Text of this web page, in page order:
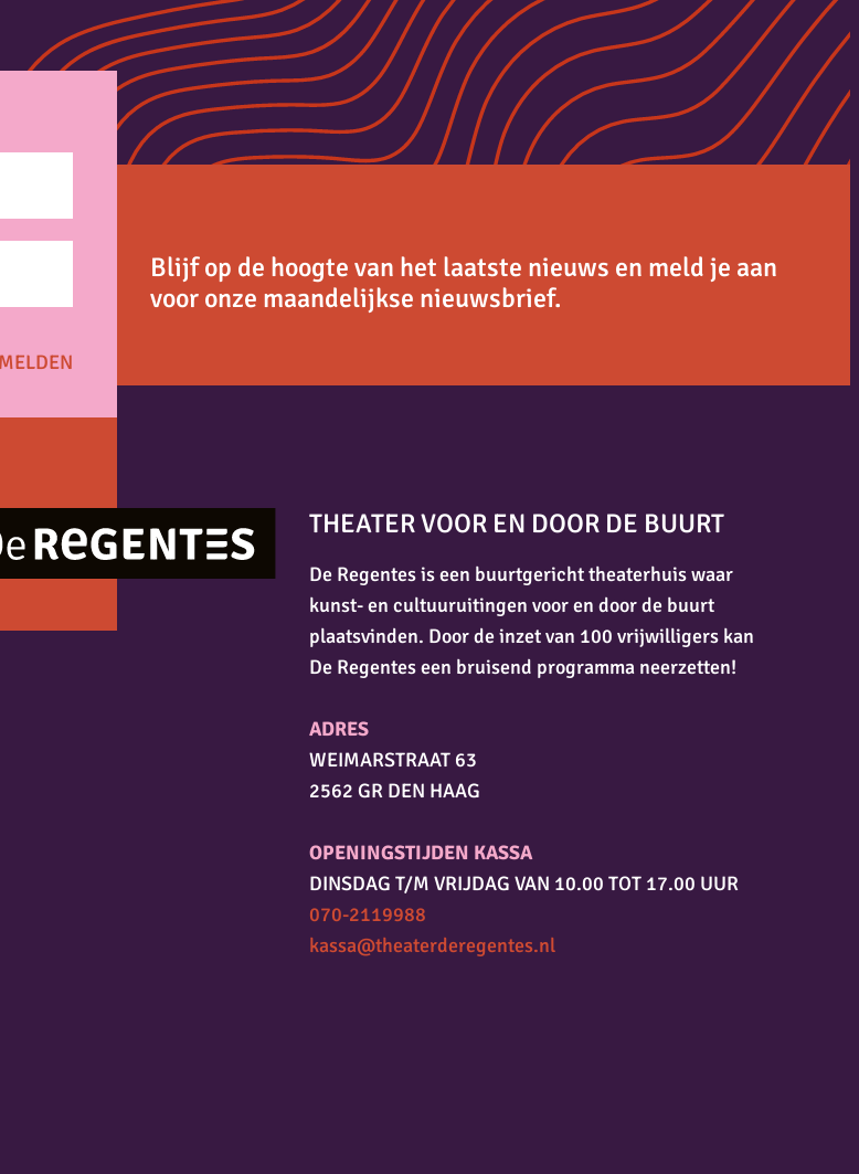
Blijf op de hoogte van het laatste nieuws en meld je aan
voor onze maandelijkse nieuwsbrief.
THEATER VOOR EN DOOR DE BUURT
De Regentes is een buurtgericht theaterhuis waar
kunst- en cultuuruitingen voor en door de buurt
plaatsvinden. Door de inzet van 100 vrijwilligers kan
De Regentes een bruisend programma neerzetten!
ADRES
WEIMARSTRAAT 63
2562 GR DEN HAAG
OPENINGSTIJDEN KASSA
DINSDAG T/M VRIJDAG VAN 10.00 TOT 17.00 UUR
070-2119988
kassa@theaterderegentes.nl